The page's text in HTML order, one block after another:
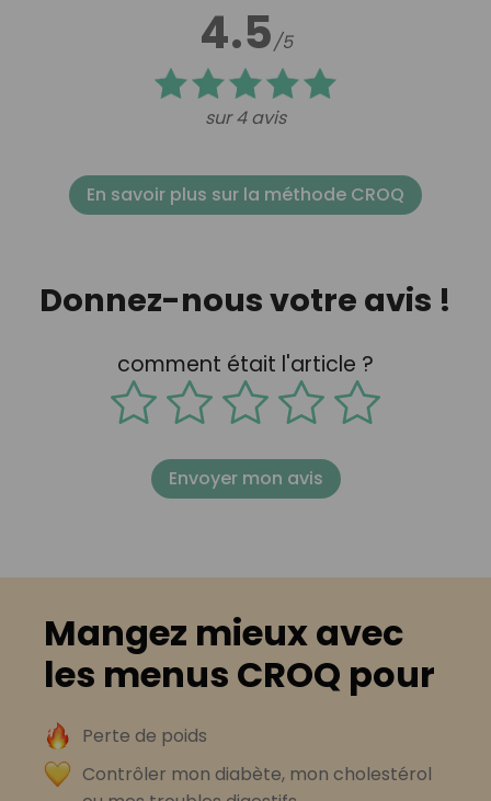
4.5/5
sur 4 avis
En savoir plus sur la méthode CROQ
Donnez-nous votre avis !
comment était l'article ?
Envoyer mon avis
Mangez mieux avec
les menus CROQ pour
Perte de poids
Contrôler mon diabète, mon cholestérol